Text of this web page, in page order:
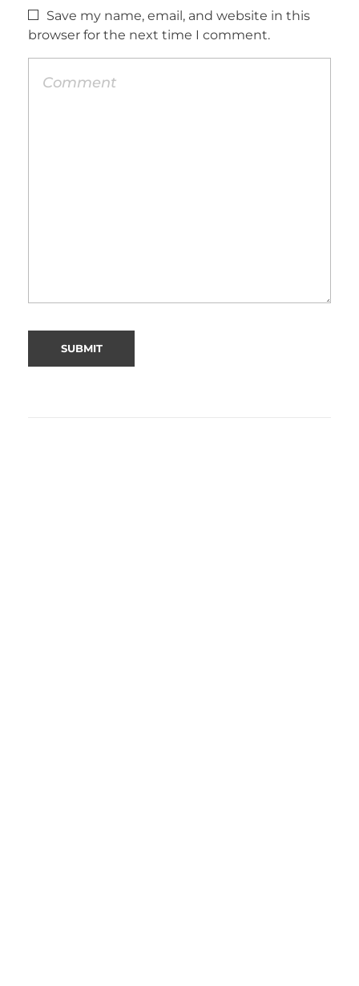
Save my name, email, and website in this
browser for the next time I comment.